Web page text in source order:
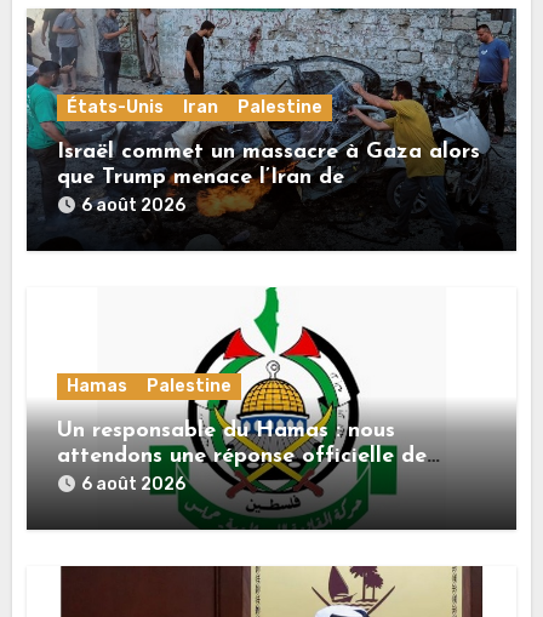
États-Unis Iran Palestine
Israël commet un massacre à Gaza alors
que Trump menace l’Iran de
«décapitation»
6 août 2026
Hamas Palestine
Un responsable du Hamas : nous
attendons une réponse officielle de
Mladenov concernant la feuille de route
de la deuxième phase de l’accord
6 août 2026